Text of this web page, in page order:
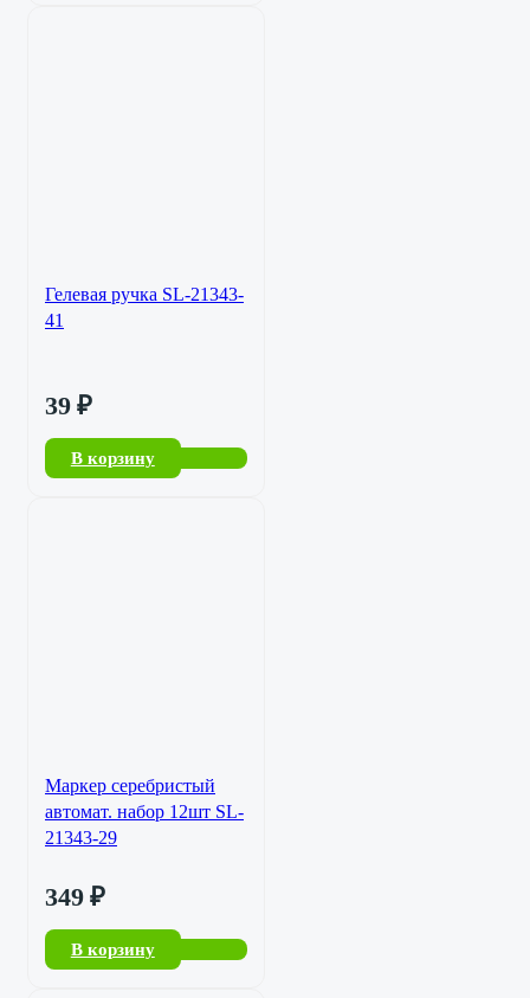
Гелевая ручка SL-21343-
41
39 ₽
В корзину
Маркер серебристый
автомат. набор 12шт SL-
21343-29
349 ₽
В корзину